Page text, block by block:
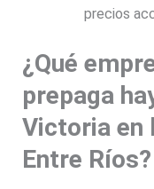
precios
¿Qué
prepaga
Victoria en
Entre Ríos?